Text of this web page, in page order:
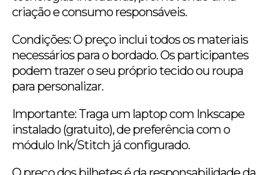
criação e consumo responsáveis.
Condições: O preço inclui todos os materiais
necessários para o bordado. Os participantes
podem trazer o seu próprio tecido ou roupa
para personalizar.
Importante: Traga um laptop com Inkscape
instalado (gratuito), de preferência com o
módulo Ink/Stitch já configurado.